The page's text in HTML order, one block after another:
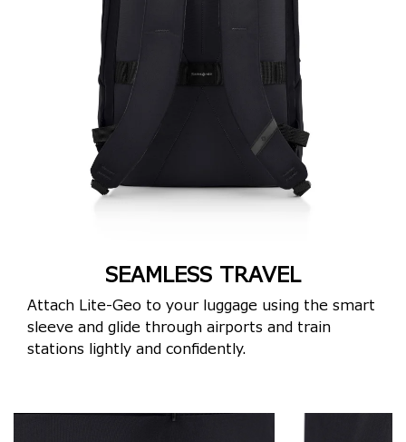
SEAMLESS TRAVEL
Attach Lite-Geo to your luggage using the smart
sleeve and glide through airports and train
stations lightly and confidently.